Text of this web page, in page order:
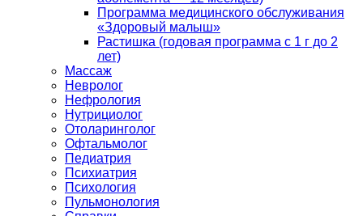
Программа медицинского обслуживания
«Здоровый малыш»
Растишка (годовая программа с 1 г до 2
лет)
Массаж
Невролог
Нефрология
Нутрициолог
Отоларинголог
Офтальмолог
Педиатрия
Психиатрия
Психология
Пульмонология